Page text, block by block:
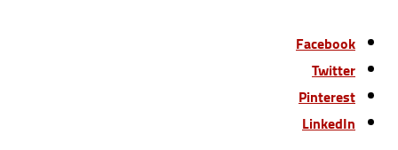
Facebook
Twitter
Pinterest
LinkedIn